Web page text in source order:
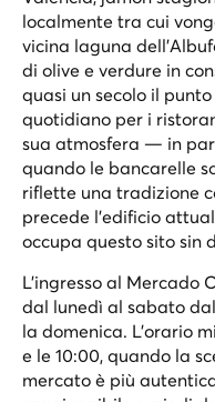
localmente tra cui
vicina laguna
di olive e verdure in
quasi un secolo il
quotidiano per i
sua atmosfera — in
quando le bancarelle
riflette una tradizione
precede l'edificio
occupa questo sito sin
L'ingresso al Mercado
dal lunedì al sabato
la domenica. L'orario
e le 10:00, quando la
mercato è più